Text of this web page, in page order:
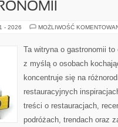
- 2026 MOŻLIWOŚĆ
Ta witryna o gastronomii
z myślą o osobach
koncentruje się na
restauracyjnych
treści o restauracjach,
podróżach, trendach oraz